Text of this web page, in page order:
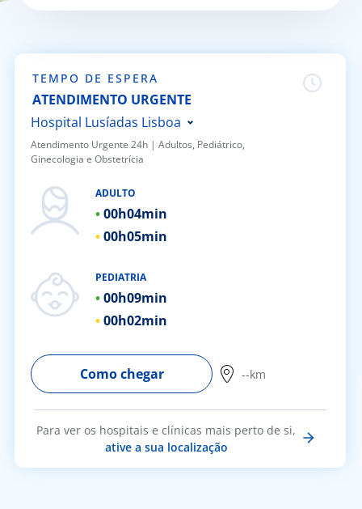
Sport
TEMPO DE ESPERA
ATENDIMENTO URGENTE
Hospital Lusíadas Lisboa
Hospital Lusíadas Porto
Hospital Lusíadas Braga
Hospital Lusíadas Amadora
Hospital Lusíadas Albufeira
Hospital Lusíadas Paços de
Ferreira
Atendimento Urgente 24h | ​Adultos, Pediátrico,
Ginecologia e Obstetrícia
ADULTO
00h04min
00h05min
PEDIATRIA
00h09min
00h02min
Como chegar --km
Para ver os hospitais e clínicas mais perto de si,
ative a sua localização